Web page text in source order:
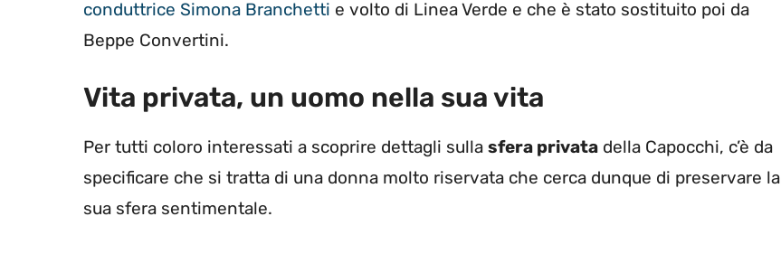
conduttrice Simona Branchetti e volto di Linea Verde e che è stato sostituito poi da
Beppe Convertini.
Vita privata, un uomo nella sua vita
Per tutti coloro interessati a scoprire dettagli sulla sfera privata della Capocchi, c’è da
specificare che si tratta di una donna molto riservata che cerca dunque di preservare la
sua sfera sentimentale.